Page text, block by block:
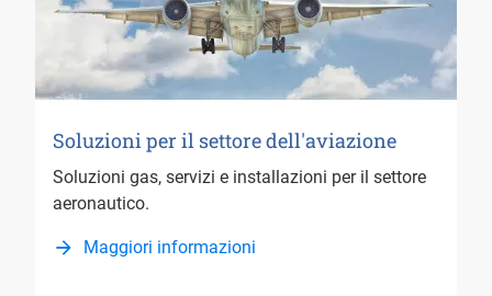
Soluzioni per il settore dell'aviazione
Soluzioni gas, servizi e installazioni per il settore
aeronautico.
Maggiori informazioni